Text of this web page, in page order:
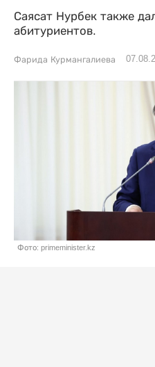
Саясат Нурбек также
абитуриентов.
Фарида Курмангалиева
Фото: primeminister.kz